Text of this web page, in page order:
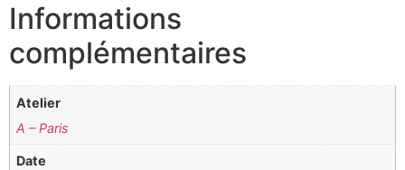
Informations
complémentaires
Atelier
A – Paris
Date